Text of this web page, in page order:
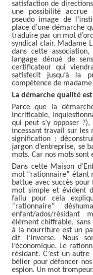
satisfaction de
une possibilité
pseudo image de
place d’une démarche
traduire par un mot
syndical clair. Madame
dans cette
langage dénué de
certificateur qui
satisfecit jusqu’à la
compétence de
La démarche qualité
Parce que la
incriticable,
qui peut s’y opposer
incessant travail sur les
signification :
jargon d’entreprise, se
mots. Car nos mots
Dans cette Maison
mot “rationnaire” étant
battue avec succès
mot simple et évident
fallu pour cela
“rationnaire”
enfant/ados/résidant
élément chiffrable,
à la nourriture est un
dit l’inverse. Nous
l’économique. Le
résidant. C’est un
bélier pour défoncer
espion. Un mot